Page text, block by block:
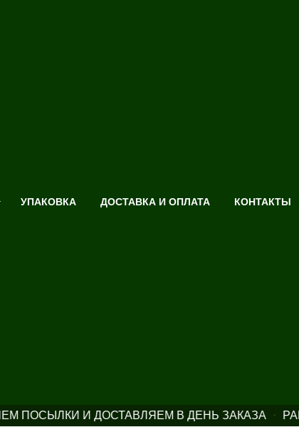
УПАКОВКА ДОСТАВКА И ОПЛАТА КОНТАКТЫ
И ДОСТАВЛЯЕМ В ДЕНЬ ЗАКАЗА